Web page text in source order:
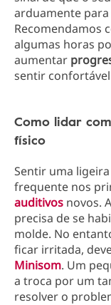
arduamente
Recomendamos
algumas horas
aumentar
sentir
Como lidar
físico
Sentir uma ligeira
frequente nos
auditivos novos.
precisa de se
molde. No
ficar irritada,
Minisom. Um
a troca por um
resolver o